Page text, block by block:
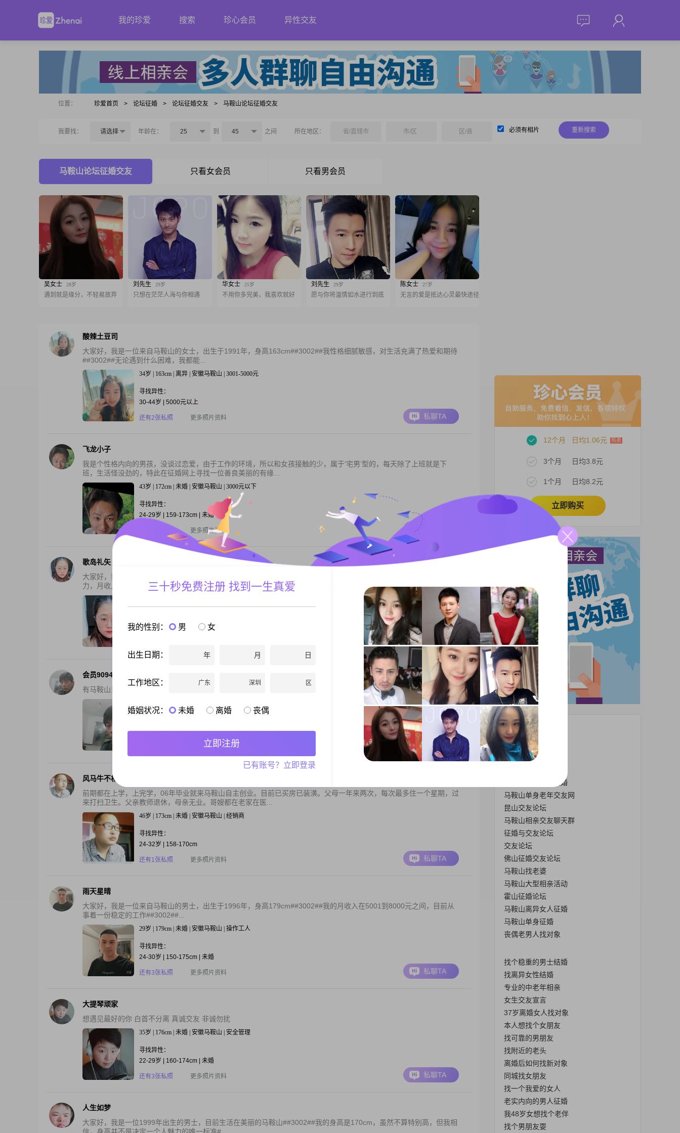
我的珍爱 搜索 珍心会员 异性交友
位置： 珍爱首页 > 论坛征婚 > 论坛征婚交友 > 马鞍山论坛征婚交友
我要找： 请选择 年龄在： 25 到 45 之间 所在地区： 省/直辖市 市/区 区/县 必须有相片 重新搜索
马鞍山论坛征婚交友 只看女会员 只看男会员
吴女士 28岁
遇到就是缘分，不轻易放弃
刘先生 29岁
只想在茫茫人海与你相遇
华女士 25岁
不用你多完美，我喜欢就好
刘先生 29岁
愿与你将温情如水进行到底
陈女士 27岁
无言的爱是抵达心灵最快途径
酸辣土豆司
大家好，我是一位来自马鞍山的女士，出生于1991年，身高163cm##3002##我性格细腻敏感，对生活充满了热爱和期待
##3002##无论遇到什么困难，我都能...
34岁 | 163cm | 离异 | 安徽马鞍山 | 3001-5000元
寻找异性：
30-44岁 | 5000元以上
还有2张私照 更多照片资料 私聊TA
飞龙小子
我是个性格内向的男孩，没谈过恋爱，由于工作的环境，所以和女孩接触的少，属于‘宅男’型的，每天除了上班就是下
班，生活怪没劲的，特此在征婚网上寻找一位善良美丽的有缘...
43岁 | 172cm | 未婚 | 安徽马鞍山 | 3000元以下
寻找异性：
24-29岁 | 159-173cm | 未婚
更多照片资料
歌岛礼矢
大家好，我是一位出生于1988年的女士，身高160cm，目前生活在美丽的马鞍山。我拥有大专学历，在工作中勤奋努
力，月收入在5001到8000元之间。我性格细腻敏...
28-42岁 | 8000元以上
私聊TA
会员90949878
有马鞍山当涂湖阳，，的吗？？？？？~~~~~
18-33岁 | 160-174cm
更多照片资料 私聊TA
风马牛不相及
前期都在上学，上完学，06年毕业就来马鞍山自主创业。目前已买房已装潢。父母一年来两次，每次最多住一个星期，过
来打扫卫生。父亲教师退休，母亲无业。哥嫂都在老家在医...
46岁 | 173cm | 未婚 | 安徽马鞍山 | 经销商
寻找异性：
24-32岁 | 158-170cm
还有1张私照 更多照片资料 私聊TA
雨天星晴
大家好，我是一位来自马鞍山的男士，出生于1996年，身高179cm##3002##我的月收入在5001到8000元之间，目前从
事着一份稳定的工作##3002##...
29岁 | 179cm | 未婚 | 安徽马鞍山 | 操作工人
寻找异性：
24-30岁 | 150-175cm | 未婚
还有3张私照 更多照片资料 私聊TA
大提琴顽家
想遇见最好的你 白首不分离 真诚交友 非诚勿扰
35岁 | 176cm | 未婚 | 安徽马鞍山 | 安全管理
寻找异性：
22-29岁 | 160-174cm | 未婚
还有3张私照 更多照片资料 私聊TA
人生如梦
大家好，我是一位1999年出生的男士，目前生活在美丽的马鞍山##3002##我的身高是170cm，虽然不算特别高，但我相
12个月 日均1.06元
3个月 日均3.8元
1个月 日均8.2元
立即购买
热门栏目
广州论坛交友论坛
交友征婚中山论坛
马鞍山离异男人征婚
马鞍山单身老年交友网
昆山交友论坛
马鞍山相亲交友聊天群
征婚与交友论坛
交友论坛
佛山征婚交友论坛
马鞍山找老婆
马鞍山大型相亲活动
霍山征婚论坛
马鞍山离异女人征婚
马鞍山单身征婚
丧偶老男人找对象
找个稳重的男士结婚
找离异女性结婚
专业的中老年相亲
女生交友宣言
37岁离婚女人找对象
本人想找个女朋友
找可靠的男朋友
找附近的老头
离婚后如何找新对象
同城找女朋友
找一个我爱的女人
老实内向的男人征婚
我48岁女想找个老伴
找个男朋友耍
三十秒免费注册 找到一生真爱
我的性别： 男 女
出生日期： 年 月 日
工作地区： 广东 深圳 区
婚姻状况： 未婚 离婚 丧偶
立即注册
已有账号？立即登录